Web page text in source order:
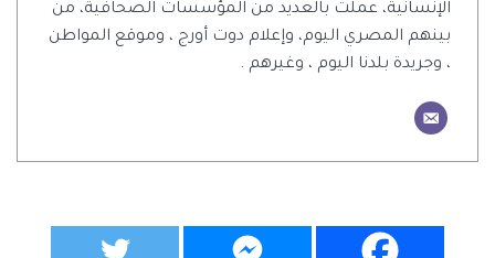
الإنسانية، عملت بالعديد من المؤسسات الصحافية، من
بينهم المصري اليوم، وإعلام دوت أورج ، وموقع المواطن
، وجريدة بلدنا اليوم ، وغيرهم .